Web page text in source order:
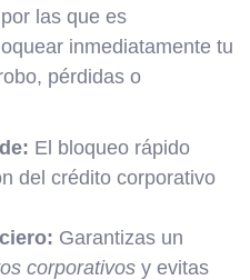
las que es
inmediatamente tu
pérdidas o
El bloqueo rápido
del crédito corporativo
Garantizas un
corporativos y evitas